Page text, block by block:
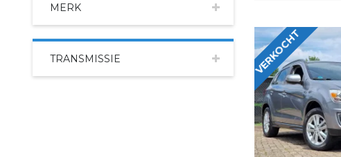
MERK
TRANSMISSIE VERKOCHT